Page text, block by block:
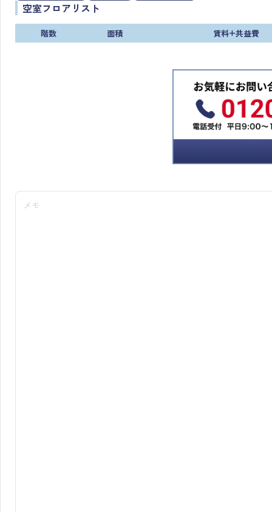
空室フロアリスト
階数 面積 賃料+共益費
メモ